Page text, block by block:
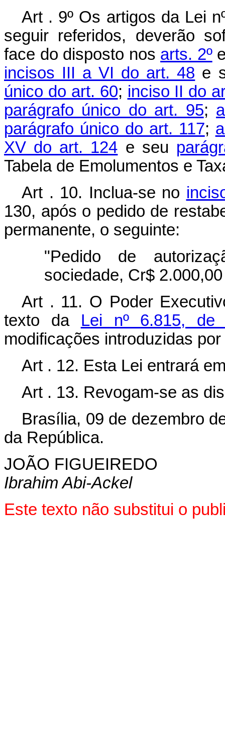
Art . 9º Os artigos da Lei
seguir referidos, deverão
face do disposto nos arts. 2º
incisos III a VI do art. 48 e
único do art. 60; inciso II do
parágrafo único do art. 95;
parágrafo único do art. 117;
XV do art. 124 e seu
Tabela de Emolumentos e
Art . 10. Inclua-se no
130, após o pedido de
permanente, o seguinte:
"Pedido de
sociedade, Cr$
Art . 11. O Poder
texto da Lei nº 6.815,
modificações introduzidas
Art . 12. Esta Lei entrará
Art . 13. Revogam-se as
Brasília, 09 de dezembro
da República.
JOÃO FIGUEIREDO
Ibrahim Abi-Ackel
Este texto não substitui o